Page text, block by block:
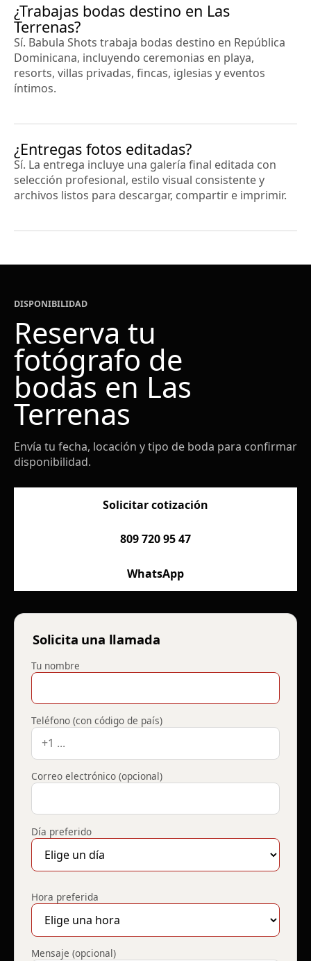
¿Trabajas bodas destino en Las
Terrenas?
Sí. Babula Shots trabaja bodas destino en República
Dominicana, incluyendo ceremonias en playa,
resorts, villas privadas, fincas, iglesias y eventos
íntimos.
¿Entregas fotos editadas?
Sí. La entrega incluye una galería final editada con
selección profesional, estilo visual consistente y
archivos listos para descargar, compartir e imprimir.
DISPONIBILIDAD
Reserva tu
fotógrafo de
bodas en Las
Terrenas
Envía tu fecha, locación y tipo de boda para confirmar
disponibilidad.
Solicitar cotización
809 720 95 47
WhatsApp
Solicita una llamada
Tu nombre
Teléfono (con código de país)
Correo electrónico (opcional)
Día preferido
Hora preferida
Mensaje (opcional)